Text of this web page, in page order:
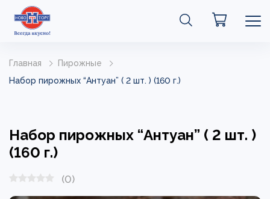
Главная
Пирожные
Набор пирожных “Антуан” ( 2 шт. ) (160 г.)
Набор пирожных “Антуан” ( 2 шт. )
(160 г.)
(0)